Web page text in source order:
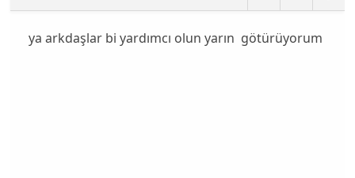
ya arkdaşlar bi yardımcı olun yarın götürüyorum